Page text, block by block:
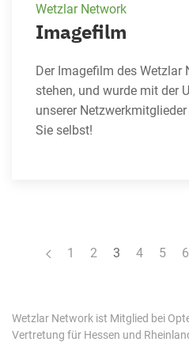
Wetzlar Network
Imagefilm
Der Imagefilm des Wetzlar
stehen, und wurde mit der
unserer
Sie selbst!
1 2 3 4 5 6
Wetzlar Network ist Mitglied bei
Vertretung für Hessen und